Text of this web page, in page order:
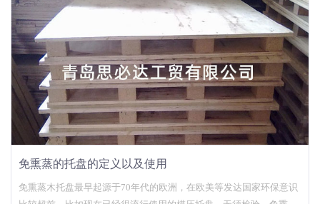
免熏蒸的托盘的定义以及使用
免熏蒸木托盘最早起源于70年代的欧洲，在欧美等发达国家环保意识